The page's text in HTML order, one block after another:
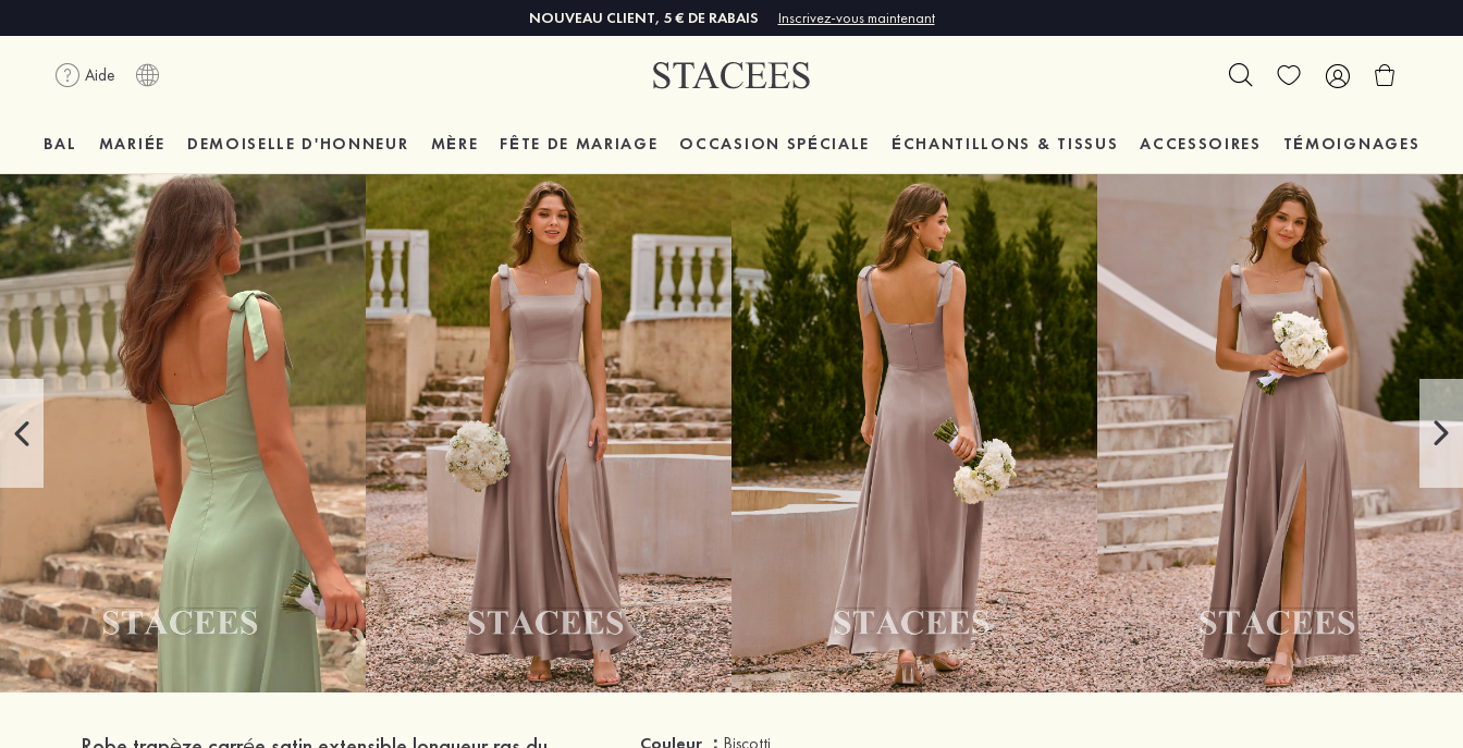
NOUVEAU CLIENT, 5 € DE RABAIS Inscrivez-vous maintenant
Aide
BAL MARIÉE DEMOISELLE D'HONNEUR MÈRE FÊTE DE MARIAGE OCCASION SPÉCIALE ÉCHANTILLONS & TISSUS ACCESSOIRES TÉMOIGNAGES
Couleur ：Biscotti